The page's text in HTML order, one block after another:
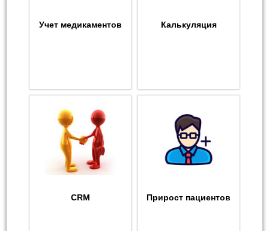
Учет медикаментов Калькуляция
CRM Прирост пациентов